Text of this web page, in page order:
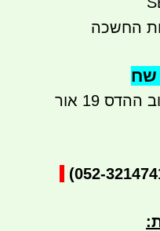
החשכה
ניתן לבצע איסוף עצמי - רחוב ההדס 19 אור
(052-
: